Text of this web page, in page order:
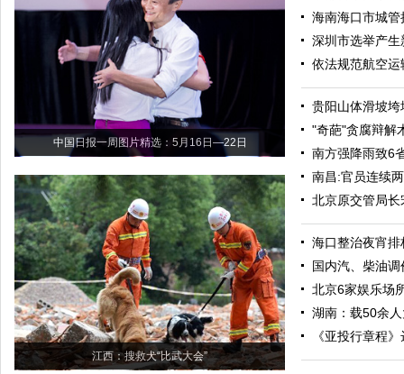
中国日报一周图片精选：5月16日—22日
江西：搜救犬“比武大会”
海南海口市城
深圳市选举产
依法规范航空
贵阳山体滑坡
"奇葩"贪腐辩解
南方强降雨致6
南昌:官员连续
北京原交管局
海口整治夜宵
国内汽、柴油调
北京6家娱乐场
湖南：载50余
《亚投行章程